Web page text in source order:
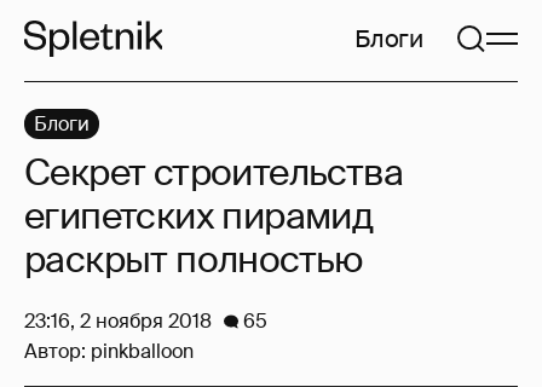
Блоги
Блоги
Секрет строительства
египетских пирамид
раскрыт полностью
23:16, 2 ноября 2018
65
Автор: pinkballoon